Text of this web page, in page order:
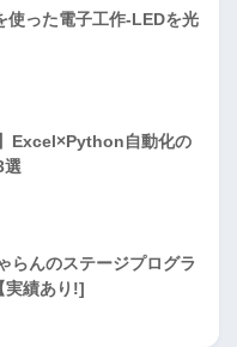
使った電子工作-LEDを光
Excel×Python自動化の
選
らんのステージプログラ
実績あり!]